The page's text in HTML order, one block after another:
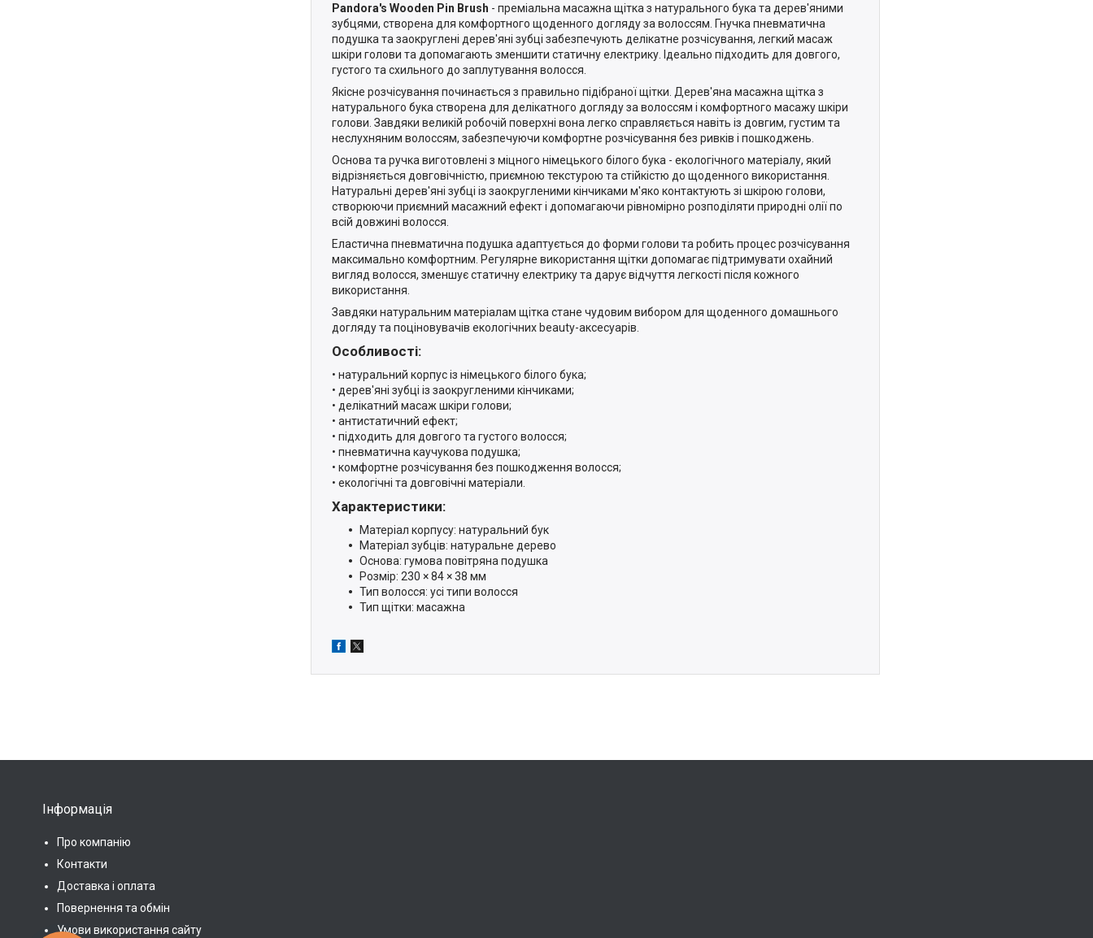
Pandora's Wooden Pin Brush - преміальна масажна щітка з натурального бука та дерев'яними
зубцями, створена для комфортного щоденного догляду за волоссям. Гнучка пневматична
подушка та заокруглені дерев'яні зубці забезпечують делікатне розчісування, легкий масаж
шкіри голови та допомагають зменшити статичну електрику. Ідеально підходить для довгого,
густого та схильного до заплутування волосся.
Якісне розчісування починається з правильно підібраної щітки. Дерев'яна масажна щітка з
натурального бука створена для делікатного догляду за волоссям і комфортного масажу шкіри
голови. Завдяки великій робочій поверхні вона легко справляється навіть із довгим, густим та
неслухняним волоссям, забезпечуючи комфортне розчісування без ривків і пошкоджень.
Основа та ручка виготовлені з міцного німецького білого бука - екологічного матеріалу, який
відрізняється довговічністю, приємною текстурою та стійкістю до щоденного використання.
Натуральні дерев'яні зубці із заокругленими кінчиками м'яко контактують зі шкірою голови,
створюючи приємний масажний ефект і допомагаючи рівномірно розподіляти природні олії по
всій довжині волосся.
Еластична пневматична подушка адаптується до форми голови та робить процес розчісування
максимально комфортним. Регулярне використання щітки допомагає підтримувати охайний
вигляд волосся, зменшує статичну електрику та дарує відчуття легкості після кожного
використання.
Завдяки натуральним матеріалам щітка стане чудовим вибором для щоденного домашнього
догляду та поціновувачів екологічних beauty-аксесуарів.
Особливості:
• натуральний корпус із німецького білого бука;
• дерев'яні зубці із заокругленими кінчиками;
• делікатний масаж шкіри голови;
• антистатичний ефект;
• підходить для довгого та густого волосся;
• пневматична каучукова подушка;
• комфортне розчісування без пошкодження волосся;
• екологічні та довговічні матеріали.
Характеристики:
Матеріал корпусу: натуральний бук
Матеріал зубців: натуральне дерево
Основа: гумова повітряна подушка
Розмір: 230 × 84 × 38 мм
Тип волосся: усі типи волосся
Тип щітки: масажна
Інформація
Про компанію
Контакти
Доставка і оплата
Повернення та обмін
Умови використання сайту